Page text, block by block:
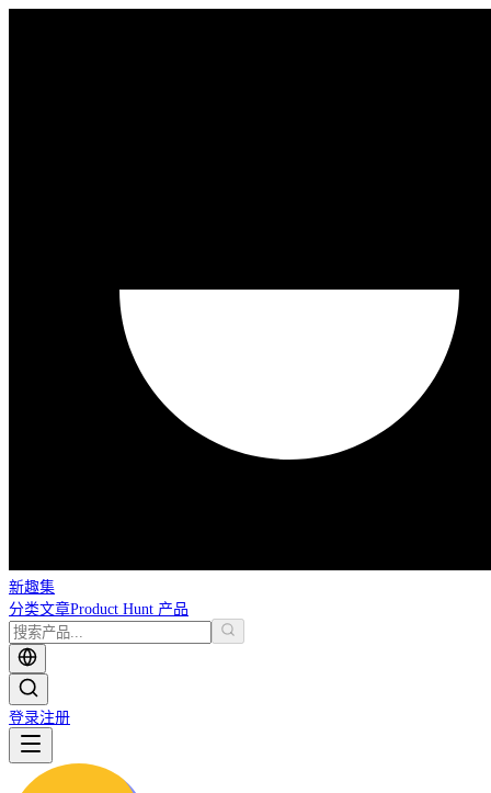
新趣集
分类文章Product Hunt 产品
登录注册